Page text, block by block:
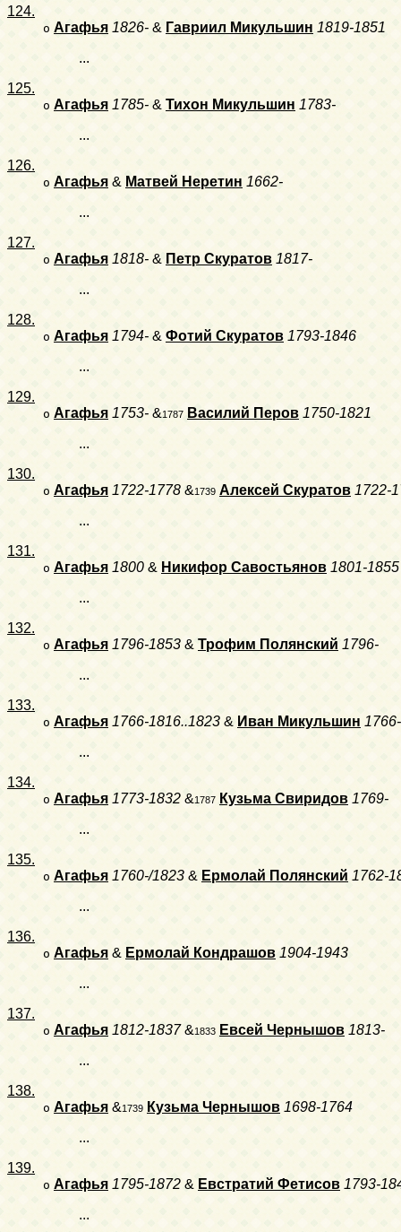
124.
o Агафья 1826- & Гавриил Микульшин 1819-1851
...
125.
o Агафья 1785- & Тихон Микульшин 1783-
...
126.
o Агафья & Матвей Неретин 1662-
...
127.
o Агафья 1818- & Петр Скуратов 1817-
...
128.
o Агафья 1794- & Фотий Скуратов 1793-1846
...
129.
o Агафья 1753- &1787 Василий Перов 1750-1821
...
130.
o Агафья 1722-1778 &1739 Алексей Скуратов 1722-
...
131.
o Агафья 1800 & Никифор Савостьянов 1801-1855
...
132.
o Агафья 1796-1853 & Трофим Полянский 1796-
...
133.
o Агафья 1766-1816..1823 & Иван Микульшин
...
134.
o Агафья 1773-1832 &1787 Кузьма Свиридов 1769-
...
135.
o Агафья 1760-/1823 & Ермолай Полянский 1762-
...
136.
o Агафья & Ермолай Кондрашов 1904-1943
...
137.
o Агафья 1812-1837&1833 Евсей Чернышов 1813-
...
138.
o Агафья &1739 Кузьма Чернышов 1698-1764
...
139.
o Агафья 1795-1872 & Евстратий Фетисов 1793-
...